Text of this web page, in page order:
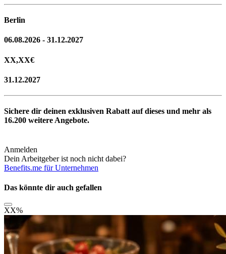
Berlin
06.08.2026 - 31.12.2027
XX,XX€
31.12.2027
Sichere dir deinen exklusiven Rabatt auf dieses und mehr als
16.200 weitere Angebote.
Anmelden
Dein Arbeitgeber ist noch nicht dabei?
Benefits.me für Unternehmen
Das könnte dir auch gefallen
XX%